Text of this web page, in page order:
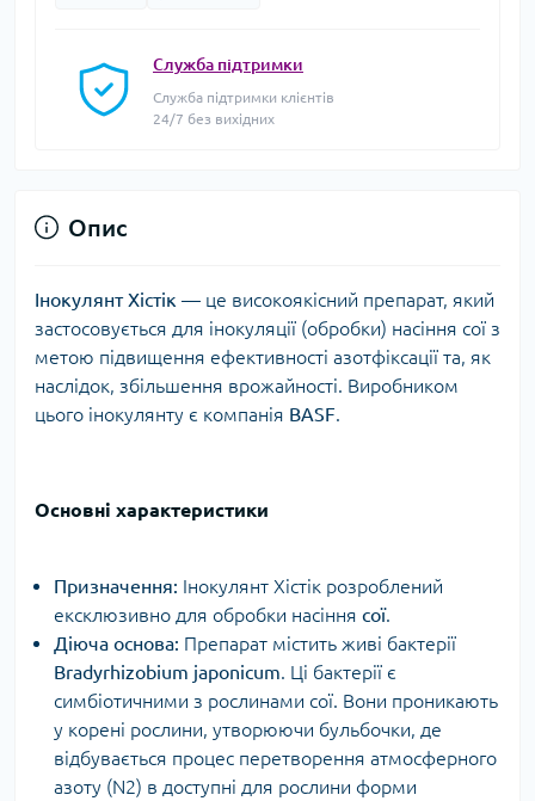
Служба підтримки
Служба підтримки клієнтів
24/7 без вихідних
Опис
Інокулянт Хістік — це високоякісний препарат, який
застосовується для інокуляції (обробки) насіння сої з
метою підвищення ефективності азотфіксації та, як
наслідок, збільшення врожайності. Виробником
цього інокулянту є компанія BASF.
Основні характеристики
Призначення: Інокулянт Хістік розроблений
ексклюзивно для обробки насіння сої.
Діюча основа: Препарат містить живі бактерії
Bradyrhizobium japonicum. Ці бактерії є
симбіотичними з рослинами сої. Вони проникають
у корені рослини, утворюючи бульбочки, де
відбувається процес перетворення атмосферного
азоту (N2) в доступні для рослини форми